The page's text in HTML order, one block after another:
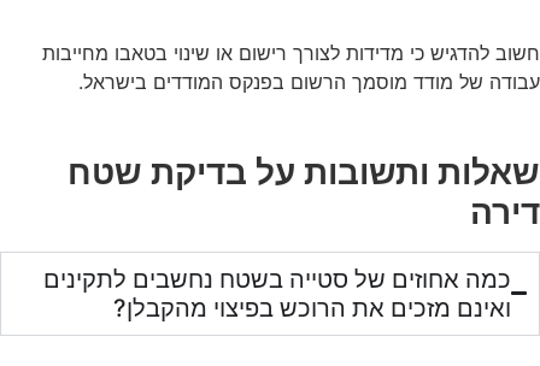
חשוב להדגיש כי מדידות לצורך רישום או שינוי בטאבו מחייבות
עבודה של מודד מוסמך הרשום בפנקס המודדים בישראל.
שאלות ותשובות על בדיקת שטח
דירה
כמה אחוזים של סטייה בשטח נחשבים לתקינים
ואינם מזכים את הרוכש בפיצוי מהקבלן?